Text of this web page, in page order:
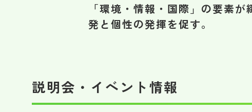
「環境・情報・国際」の要素
発と個性の発揮を促す。
説明会・イベント情報